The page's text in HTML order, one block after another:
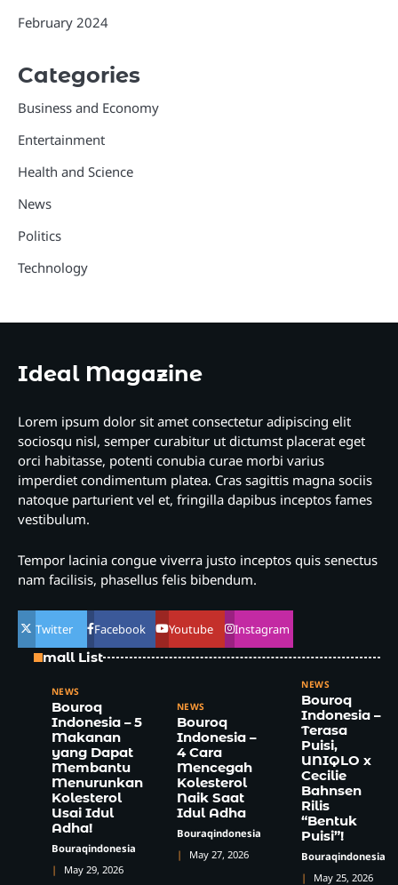
February 2024
Categories
Business and Economy
Entertainment
Health and Science
News
Politics
Technology
Ideal Magazine
Lorem ipsum dolor sit amet consectetur adipiscing elit
sociosqu nisl, semper curabitur ut dictumst placerat eget
orci habitasse, potenti conubia curae morbi varius
imperdiet condimentum platea. Cras sagittis magna sociis
natoque parturient vel et, fringilla dapibus inceptos fames
vestibulum.
Tempor lacinia congue viverra justo inceptos quis senectus
nam facilisis, phasellus felis bibendum.
Twitter Facebook Youtube Instagram
Small List
NEWS
Bouroq
Indonesia – 5
Makanan
yang Dapat
Membantu
Menurunkan
Kolesterol
Usai Idul
Adha!
Bouraqindonesia
May 29, 2026
NEWS
Bouroq
Indonesia –
4 Cara
Mencegah
Kolesterol
Naik Saat
Idul Adha
Bouraqindonesia
May 27, 2026
NEWS
Bouroq
Indonesia –
Terasa
Puisi,
UNIQLO x
Cecilie
Bahnsen
Rilis
“Bentuk
Puisi”!
Bouraqindonesia
May 25, 2026